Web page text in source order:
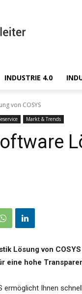
INDUSTRIE 4.0
von COSYS
Markt & Trends
Lösung von
eine hohe
ermöglicht Ihnen